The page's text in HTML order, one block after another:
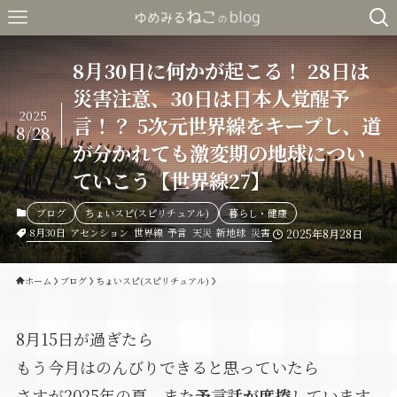
8月30日に何かが起こる！ 28日は
災害注意、30日は日本人覚醒予
言！？ 5次元世界線をキープし、道
が分かれても激変期の地球につい
ていこう【世界線27】
2025
8/28
ブログ ちょいスピ(スピリチュアル)
暮らし・健康
8月30日 アセンション 世界線 予言 天災 新地球 災害 2025年8月28日
ホーム ブログ ちょいスピ(スピリチュアル)
8月15日が過ぎたら
もう今月はのんびりできると思っていたら